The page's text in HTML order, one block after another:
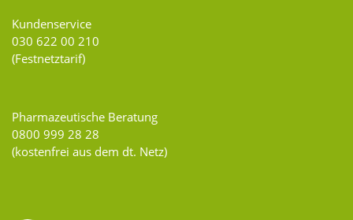
Kundenservice
030 622 00 210
(Festnetztarif)
Pharmazeutische Beratung
0800 999 28 28
(kostenfrei aus dem dt. Netz)